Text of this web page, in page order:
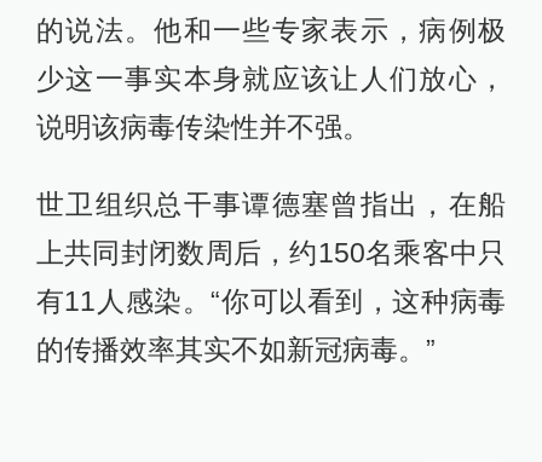
的说法。他和一些专家表示，病例极
少这一事实本身就应该让人们放心，
说明该病毒传染性并不强。
世卫组织总干事谭德塞曾指出，在船
上共同封闭数周后，约150名乘客中只
有11人感染。“你可以看到，这种病毒
的传播效率其实不如新冠病毒。”